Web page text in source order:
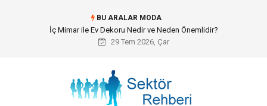
BU ARALAR MODA
Kuveyt Nakliye Süreçlerinde Stratejik Planlama ve Operasyonel Güven
29 Tem 2026, Çar